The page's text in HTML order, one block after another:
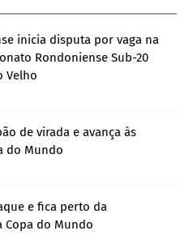
inicia disputa por vaga na
Rondoniense Sub-20
Velho
de virada e avança às
do Mundo
e fica perto da
Copa do Mundo